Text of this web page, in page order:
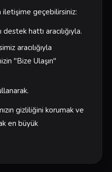
iletişime geçebilirsiniz:
hattı aracılığıyla.
aracılığıyla
"Bize Ulaşın"
gizliliğini korumak ve
en büyük